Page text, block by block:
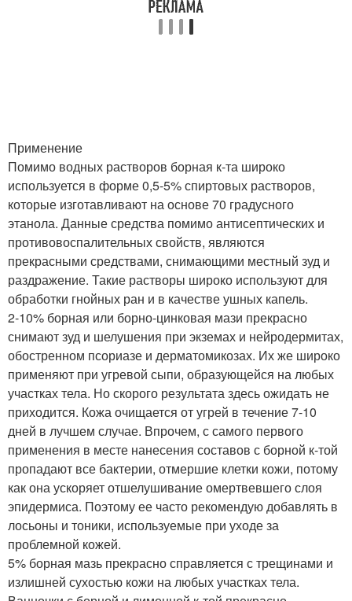
Применение
Помимо водных растворов борная к-та широко
используется в форме 0,5-5% спиртовых растворов,
которые изготавливают на основе 70 градусного
этанола. Данные средства помимо антисептических и
противовоспалительных свойств, являются
прекрасными средствами, снимающими местный зуд и
раздражение. Такие растворы широко используют для
обработки гнойных ран и в качестве ушных капель.
2-10% борная или борно-цинковая мази прекрасно
снимают зуд и шелушения при экземах и нейродермитах,
обостренном псориазе и дерматомикозах. Их же широко
применяют при угревой сыпи, образующейся на любых
участках тела. Но скорого результата здесь ожидать не
приходится. Кожа очищается от угрей в течение 7-10
дней в лучшем случае. Впрочем, с самого первого
применения в месте нанесения составов с борной к-той
пропадают все бактерии, отмершие клетки кожи, потому
как она ускоряет отшелушивание омертвевшего слоя
эпидермиса. Поэтому ее часто рекомендую добавлять в
лосьоны и тоники, используемые при уходе за
проблемной кожей.
5% борная мазь прекрасно справляется с трещинами и
излишней сухостью кожи на любых участках тела.